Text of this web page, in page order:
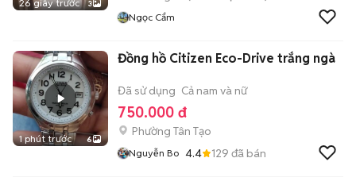
26 giây trước 3
Ngọc Cẩm
1 phút trước 6
Đồng hồ Citizen Eco-Drive trắng ngà
Đã sử dụng Cả nam và nữ
750.000 đ
Phường Tân Tạo
Nguyễn Bo 4.4 129 đã bán